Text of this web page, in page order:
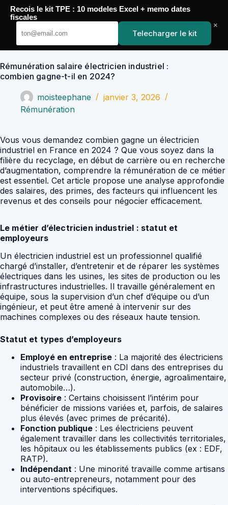
Passer
contenu
YoupiJobs
Rémunération salaire électricien industriel :
combien gagne-t-il en 2024?
moisteephane
janvier 3, 2026
Rémunération
Vous vous demandez combien gagne un électricien
industriel en France en 2024 ? Que vous soyez dans la
filière du recyclage, en début de carrière ou en recherche
d’augmentation, comprendre la rémunération de ce métier
est essentiel. Cet article propose une analyse approfondie
des salaires, des primes, des facteurs qui influencent les
revenus et des conseils pour négocier efficacement.
Le métier d’électricien industriel : statut et
employeurs
Un électricien industriel est un professionnel qualifié
chargé d’installer, d’entretenir et de réparer les systèmes
électriques dans les usines, les sites de production ou les
infrastructures industrielles. Il travaille généralement en
équipe, sous la supervision d’un chef d’équipe ou d’un
ingénieur, et peut être amené à intervenir sur des
machines complexes ou des réseaux haute tension.
Statut et types d’employeurs
Employé en entreprise : La majorité des électriciens
industriels travaillent en CDI dans des entreprises du
secteur privé (construction, énergie, agroalimentaire,
automobile…).
Provisoire : Certains choisissent l’intérim pour
bénéficier de missions variées et, parfois, de salaires
plus élevés (avec primes de précarité).
Fonction publique : Les électriciens peuvent
également travailler dans les collectivités territoriales,
les hôpitaux ou les établissements publics (ex : EDF,
RATP).
Indépendant : Une minorité travaille comme artisans
ou auto-entrepreneurs, notamment pour des
interventions spécifiques.
Recois le kit TPE : 10 modeles Excel + memo dates
fiscales
Telecharger le kit
×